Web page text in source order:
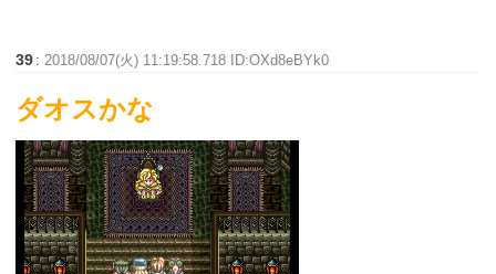
39 : 2018/08/07(火) 11:19:58.718 ID:OXd8eBYk0
ダオスかな